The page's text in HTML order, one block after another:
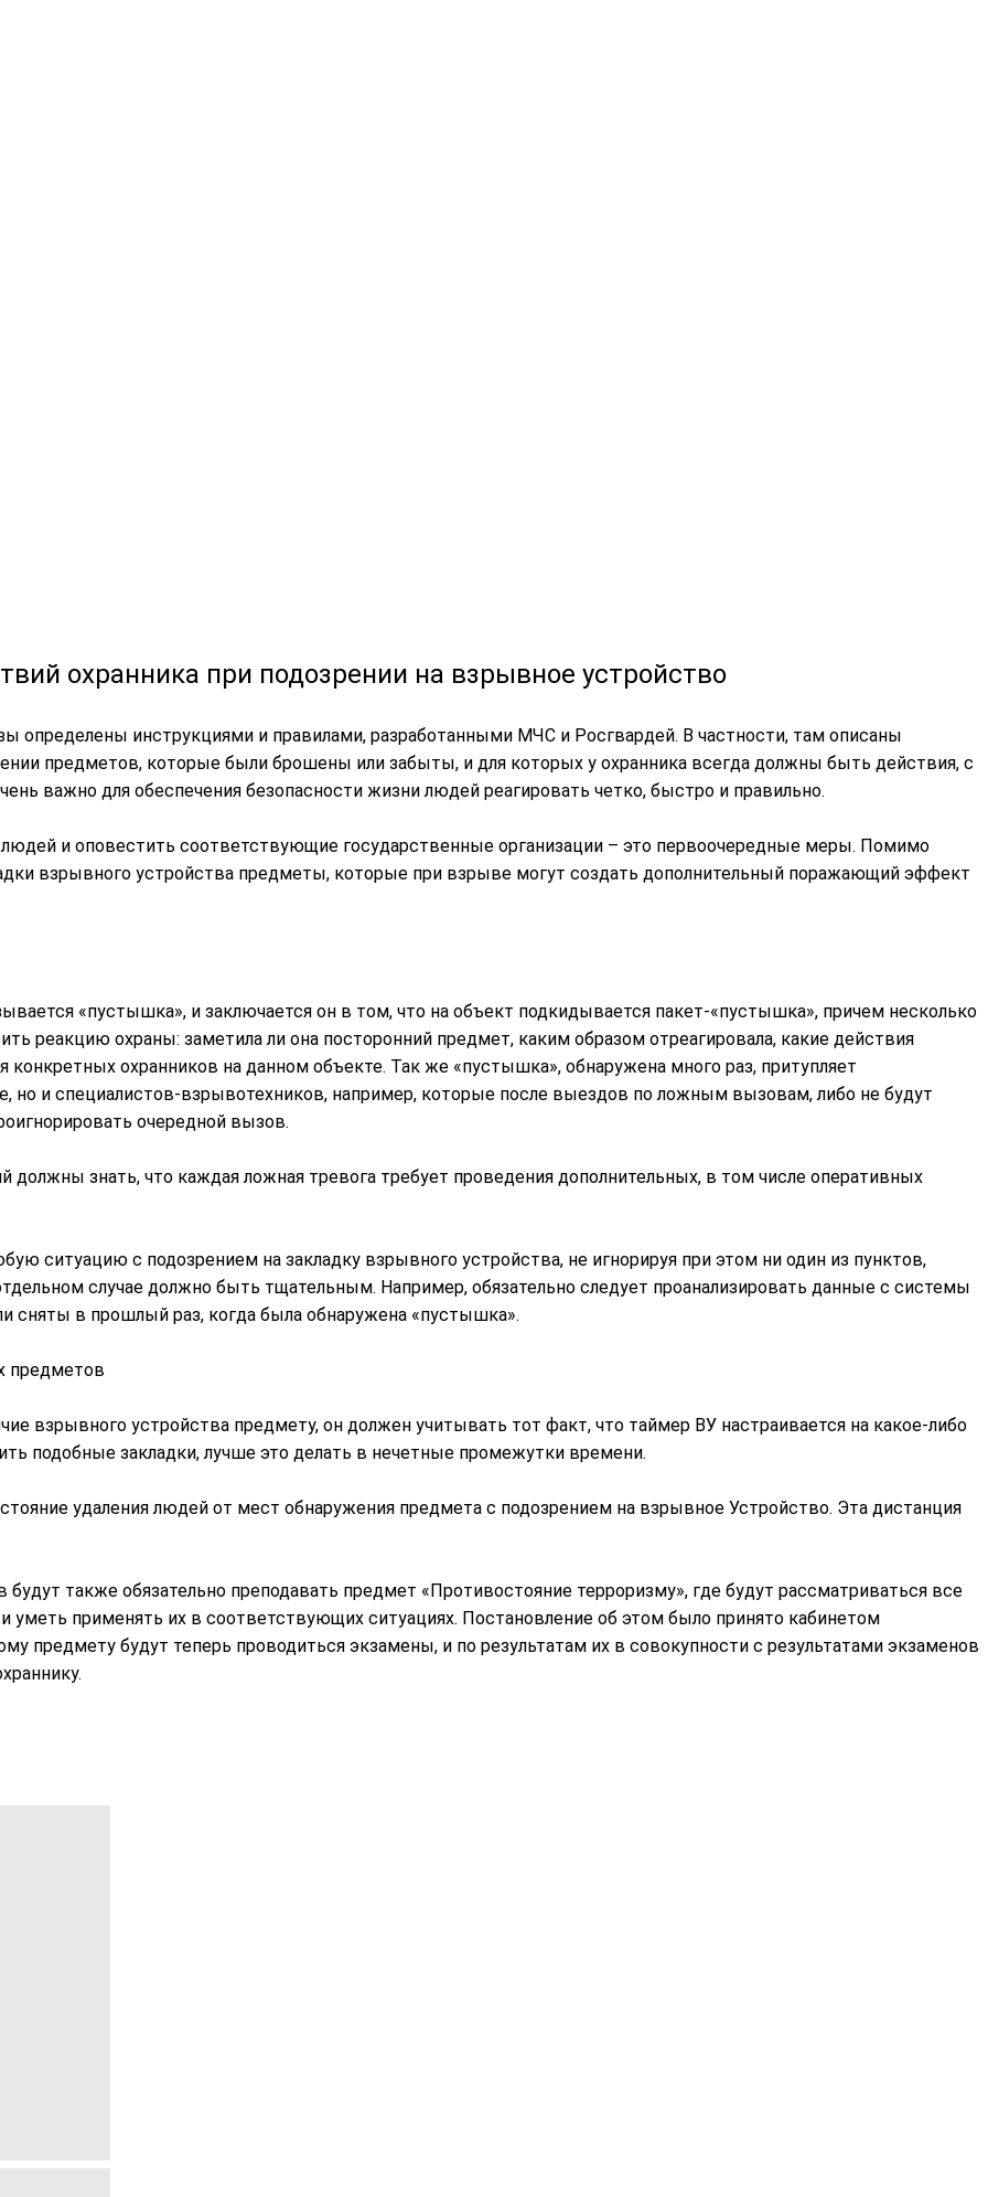
охранника при подозрении на взрывное устройство
определены инструкциями и правилами, разработанными МЧС и Росгвардей. В частности, там описаны
предметов, которые были брошены или забыты, и для которых у охранника всегда должны быть действия, с
важно для обеспечения безопасности жизни людей реагировать четко, быстро и правильно.
и оповестить соответствующие государственные организации – это первоочередные меры. Помимо
взрывного устройства предметы, которые при взрыве могут создать дополнительный поражающий эффект
«пустышка», и заключается он в том, что на объект подкидывается пакет-«пустышка», причем несколько
реакцию охраны: заметила ли она посторонний предмет, каким образом отреагировала, какие действия
охранников на данном объекте. Так же «пустышка», обнаружена много раз, притупляет
но и специалистов-взрывотехников, например, которые после выездов по ложным вызовам, либо не будут
очередной вызов.
должны знать, что каждая ложная тревога требует проведения дополнительных, в том числе оперативных
ситуацию с подозрением на закладку взрывного устройства, не игнорируя при этом ни один из пунктов,
случае должно быть тщательным. Например, обязательно следует проанализировать данные с системы
сняты в прошлый раз, когда была обнаружена «пустышка».
предметов
взрывного устройства предмету, он должен учитывать тот факт, что таймер ВУ настраивается на какое-либо
подобные закладки, лучше это делать в нечетные промежутки времени.
удаления людей от мест обнаружения предмета с подозрением на взрывное Устройство. Эта дистанция
также обязательно преподавать предмет «Противостояние терроризму», где будут рассматриваться все
уметь применять их в соответствующих ситуациях. Постановление об этом было принято кабинетом
предмету будут теперь проводиться экзамены, и по результатам их в совокупности с результатами экзаменов